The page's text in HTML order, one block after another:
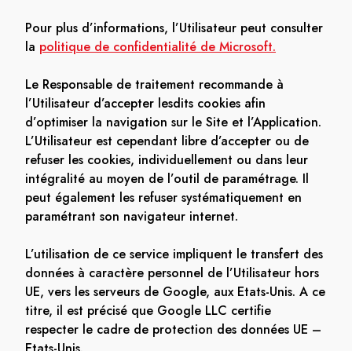
Pour plus d’informations, l’Utilisateur peut consulter
la politique de confidentialité de Microsoft.
Le Responsable de traitement recommande à
l’Utilisateur d’accepter lesdits cookies afin
d’optimiser la navigation sur le Site et l’Application.
L’Utilisateur est cependant libre d’accepter ou de
refuser les cookies, individuellement ou dans leur
intégralité au moyen de l’outil de paramétrage. Il
peut également les refuser systématiquement en
paramétrant son navigateur internet.
L’utilisation de ce service impliquent le transfert des
données à caractère personnel de l’Utilisateur hors
UE, vers les serveurs de Google, aux Etats-Unis. A ce
titre, il est précisé que Google LLC certifie
respecter le cadre de protection des données UE –